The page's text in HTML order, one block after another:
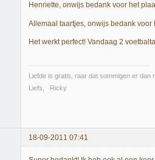
Henriette, onwijs bedank voor het
Allemaal taartjes, onwijs bedank
Het werkt perfect! Vandaag 2
Liefde is gratis, raar dat sommigen er dan
Liefs, Ricky
18-09-2011 07:41